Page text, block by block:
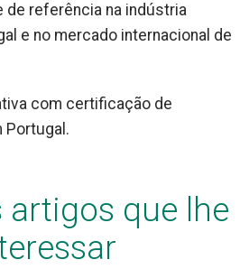
de referência na indústria
e no mercado internacional de
com certificação de
Portugal.
artigos que lhe